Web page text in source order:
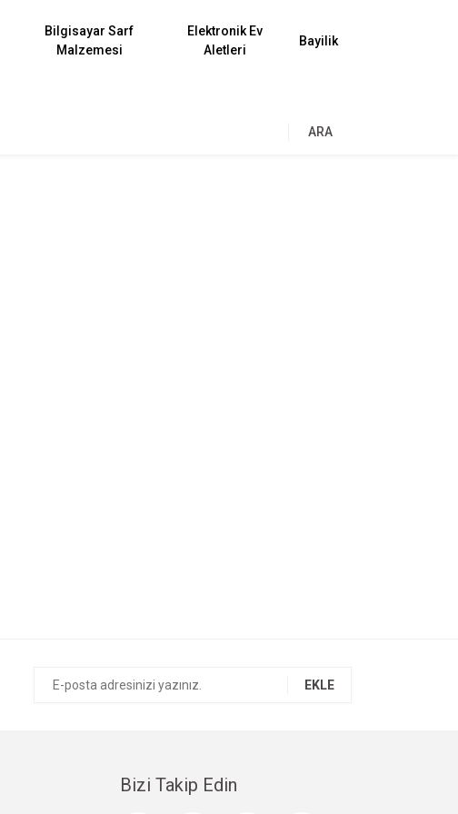
Bilgisayar Sarf
Malzemesi
Elektronik Ev
Aletleri
Bayilik
ARA
EKLE
Bizi Takip Edin